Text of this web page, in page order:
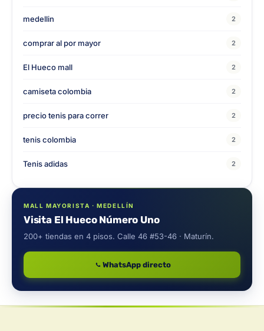
medellin 2
comprar al por mayor 2
El Hueco mall 2
camiseta colombia 2
precio tenis para correr 2
tenis colombia 2
Tenis adidas 2
MALL MAYORISTA · MEDELLÍN
Visita El Hueco Número Uno
200+ tiendas en 4 pisos. Calle 46 #53-46 · Maturín.
WhatsApp directo